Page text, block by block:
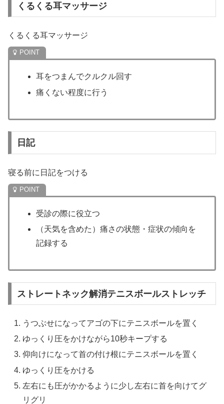
くるくる耳マッサージ
くるくる耳マッサージ
耳をつまんでクルクル回す
痛くない程度に行う
日記
寝る前に日記をつける
受診の際に役立つ
（天気を含めた）痛さの状態・症状の傾向を
記録する
ストレートネック解消テニスボールストレッチ
うつぶせになってアゴの下にテニスボールを置く
ゆっくり圧をかけながら10秒キープする
仰向けになって首の付け根にテニスボールを置く
ゆっくり圧をかける
左右にも圧がかかるように少し左右に首を向けてグ
リグリ